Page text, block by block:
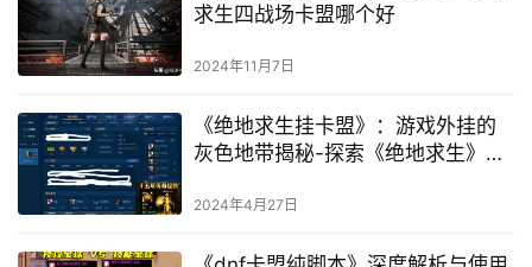
求生四战场卡盟哪个好
2024年11月7日
《绝地求生挂卡盟》：游戏外挂的
灰色地带揭秘-探索《绝地求生》中
2024年4月27日